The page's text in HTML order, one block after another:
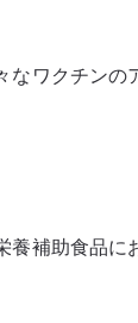
なワクチンの
養補助食品に